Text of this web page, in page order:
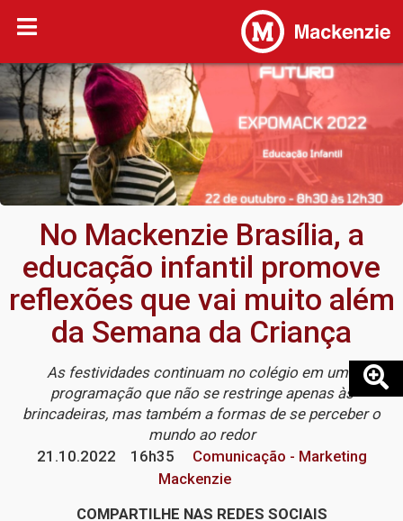
No Mackenzie Brasília, a
educação infantil promove
reflexões que vai muito além
da Semana da Criança
As festividades continuam no colégio em uma
programação que não se restringe apenas às
brincadeiras, mas também a formas de se perceber o
mundo ao redor
21.10.2022
16h35
Comunicação - Marketing
Mackenzie
COMPARTILHE NAS REDES SOCIAIS